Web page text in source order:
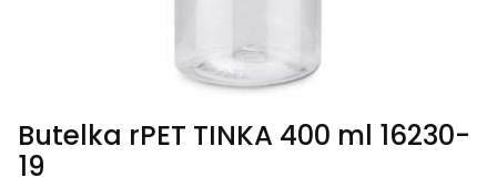
Butelka rPET TINKA 400 ml 16230-
19